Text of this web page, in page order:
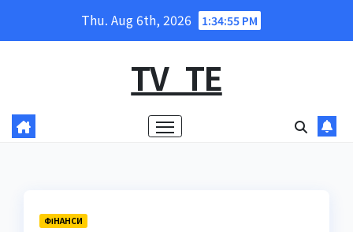
Thu. Aug 6th, 2026 1:34:56 PM
TV_TE
ФІНАНСИ